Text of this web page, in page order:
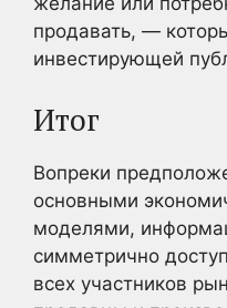
продавать, —
инвестирующей
Итог
Вопреки
основными
моделями,
симметрично
всех участников